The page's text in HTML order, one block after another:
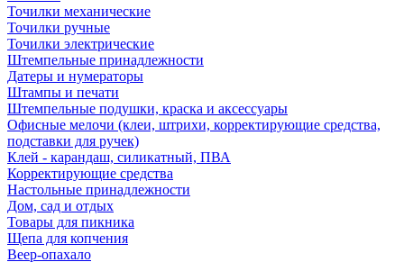
Точилки механические
Точилки ручные
Точилки электрические
Штемпельные принадлежности
Датеры и нумераторы
Штампы и печати
Штемпельные подушки, краска и аксессуары
Офисные мелочи (клеи, штрихи, корректирующие средства,
подставки для ручек)
Клей - карандаш, силикатный, ПВА
Корректирующие средства
Настольные принадлежности
Дом, сад и отдых
Товары для пикника
Щепа для копчения
Веер-опахало